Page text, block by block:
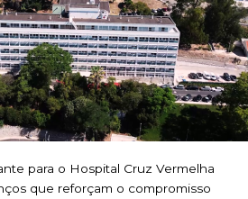
para o Hospital Cruz Vermelha
que reforçam o compromisso